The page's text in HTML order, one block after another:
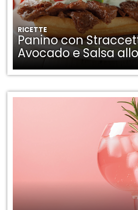
RICETTE
Panino con
Avocado e Salsa